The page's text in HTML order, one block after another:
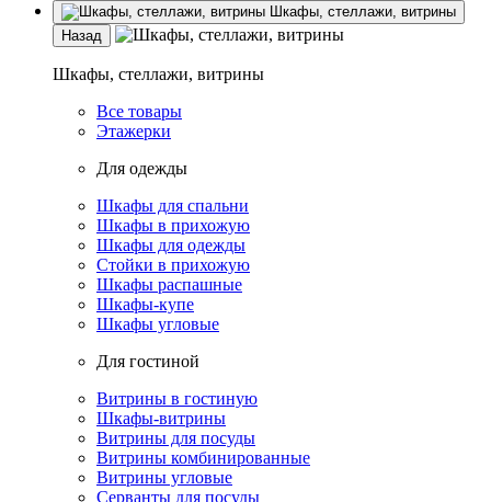
Шкафы, стеллажи, витрины
Назад
Шкафы, стеллажи, витрины
Все товары
Этажерки
Для одежды
Шкафы для спальни
Шкафы в прихожую
Шкафы для одежды
Стойки в прихожую
Шкафы распашные
Шкафы-купе
Шкафы угловые
Для гостиной
Витрины в гостиную
Шкафы-витрины
Витрины для посуды
Витрины комбинированные
Витрины угловые
Серванты для посуды